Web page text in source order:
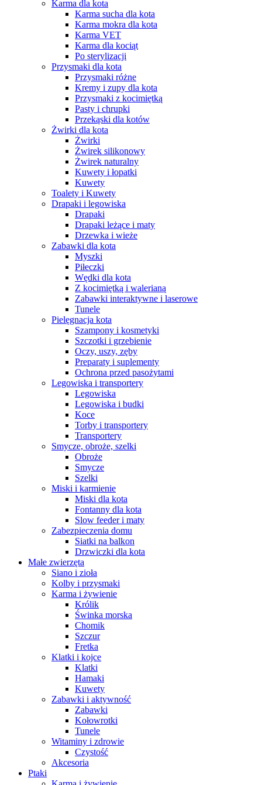
Karma dla kota
Karma sucha dla kota
Karma mokra dla kota
Karma VET
Karma dla kociąt
Po sterylizacji
Przysmaki dla kota
Przysmaki różne
Kremy i zupy dla kota
Przysmaki z kocimiętką
Pasty i chrupki
Przekąski dla kotów
Żwirki dla kota
Żwirki
Żwirek silikonowy
Żwirek naturalny
Kuwety i łopatki
Kuwety
Toalety i Kuwety
Drapaki i legowiska
Drapaki
Drapaki leżące i maty
Drzewka i wieże
Zabawki dla kota
Myszki
Piłeczki
Wędki dla kota
Z kocimiętką i walerianą
Zabawki interaktywne i laserowe
Tunele
Pielęgnacja kota
Szampony i kosmetyki
Szczotki i grzebienie
Oczy, uszy, zęby
Preparaty i suplementy
Ochrona przed pasożytami
Legowiska i transportery
Legowiska
Legowiska i budki
Koce
Torby i transportery
Transportery
Smycze, obroże, szelki
Obroże
Smycze
Szelki
Miski i karmienie
Miski dla kota
Fontanny dla kota
Slow feeder i maty
Zabezpieczenia domu
Siatki na balkon
Drzwiczki dla kota
Małe zwierzęta
Siano i zioła
Kolby i przysmaki
Karma i żywienie
Królik
Świnka morska
Chomik
Szczur
Fretka
Klatki i kojce
Klatki
Hamaki
Kuwety
Zabawki i aktywność
Zabawki
Kołowrotki
Tunele
Witaminy i zdrowie
Czystość
Akcesoria
Ptaki